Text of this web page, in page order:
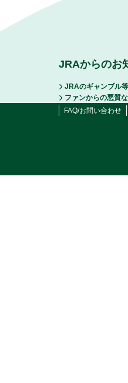
JRAからのお
JRAのギャンブル
ファンからの悪質
FAQ/お問い合わせ